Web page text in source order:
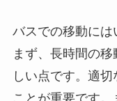
バスでの移動には
まず、長時間の
しい点です。適
ことが重要です